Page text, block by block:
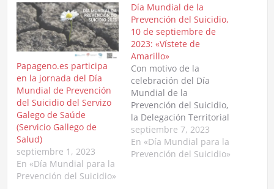
Papageno.es participa
en la jornada del Día
Mundial de Prevención
del Suicidio del Servizo
Galego de Saúde
(Servicio Gallego de
Salud)
septiembre 1, 2023
En «Día Mundial para la
Prevención del Suicidio»
Día Mundial de la
Prevención del Suicidio,
10 de septiembre de
2023: «Vístete de
Amarillo»
Con motivo de la
celebración del Día
Mundial de la
Prevención del Suicidio,
la Delegación Territorial
de Salud y Consumo en
Cádiz y la Asociación
Papageno crean una
septiembre 7, 2023
En «Día Mundial para la
Prevención del Suicidio»